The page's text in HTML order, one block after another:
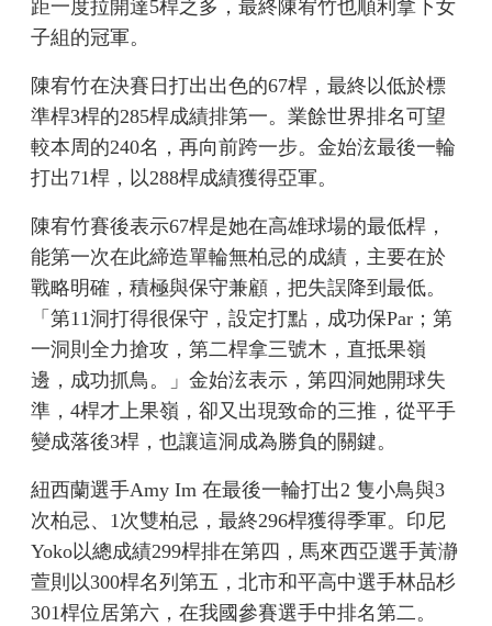
距一度拉開達5桿之多，最終陳宥竹也順利拿下女
子組的冠軍。
陳宥竹在決賽日打出出色的67桿，最終以低於標
準桿3桿的285桿成績排第一。業餘世界排名可望
較本周的240名，再向前跨一步。金始泫最後一輪
打出71桿，以288桿成績獲得亞軍。
陳宥竹賽後表示67桿是她在高雄球場的最低桿，
能第一次在此締造單輪無柏忌的成績，主要在於
戰略明確，積極與保守兼顧，把失誤降到最低。
「第11洞打得很保守，設定打點，成功保Par；第
一洞則全力搶攻，第二桿拿三號木，直抵果嶺
邊，成功抓鳥。」金始泫表示，第四洞她開球失
準，4桿才上果嶺，卻又出現致命的三推，從平手
變成落後3桿，也讓這洞成為勝負的關鍵。
紐西蘭選手Amy Im 在最後一輪打出2 隻小鳥與3
次柏忌、1次雙柏忌，最終296桿獲得季軍。印尼
Yoko以總成績299桿排在第四，馬來西亞選手黃瀞
萱則以300桿名列第五，北市和平高中選手林品杉
301桿位居第六，在我國參賽選手中排名第二。